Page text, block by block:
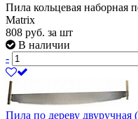
Пила кольцевая наборная
Matrix
808 руб. за шт
В наличии
-
Пила по дереву